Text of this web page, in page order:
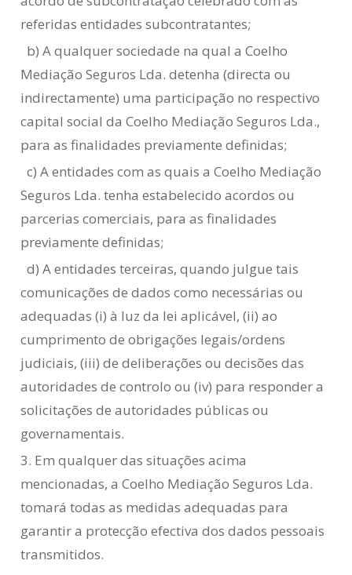
referidas entidades subcontratantes;
b) A qualquer sociedade na qual a Coelho
Mediação Seguros Lda. detenha (directa ou
indirectamente) uma participação no respectivo
capital social da Coelho Mediação Seguros Lda.,
para as finalidades previamente definidas;
c) A entidades com as quais a Coelho Mediação
Seguros Lda. tenha estabelecido acordos ou
parcerias comerciais, para as finalidades
previamente definidas;
d) A entidades terceiras, quando julgue tais
comunicações de dados como necessárias ou
adequadas (i) à luz da lei aplicável, (ii) ao
cumprimento de obrigações legais/ordens
judiciais, (iii) de deliberações ou decisões das
autoridades de controlo ou (iv) para responder a
solicitações de autoridades públicas ou
governamentais.
3. Em qualquer das situações acima
mencionadas, a Coelho Mediação Seguros Lda.
tomará todas as medidas adequadas para
garantir a protecção efectiva dos dados pessoais
transmitidos.